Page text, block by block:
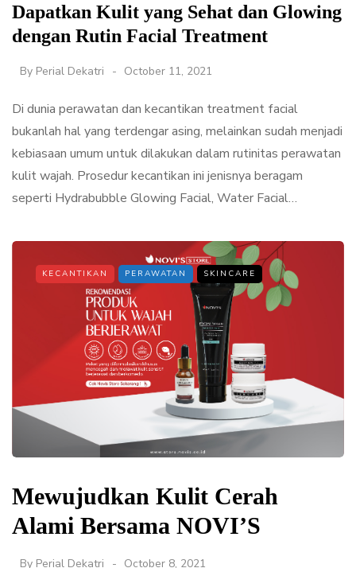
Dapatkan Kulit yang Sehat dan Glowing
dengan Rutin Facial Treatment
By Perial Dekatri October 11, 2021
Di dunia perawatan dan kecantikan treatment facial
bukanlah hal yang terdengar asing, melainkan sudah menjadi
kebiasaan umum untuk dilakukan dalam rutinitas perawatan
kulit wajah. Prosedur kecantikan ini jenisnya beragam
seperti Hydrabubble Glowing Facial, Water Facial…
KECANTIKAN PERAWATAN SKINCARE
Mewujudkan Kulit Cerah
Alami Bersama NOVI’S
By Perial Dekatri October 8, 2021